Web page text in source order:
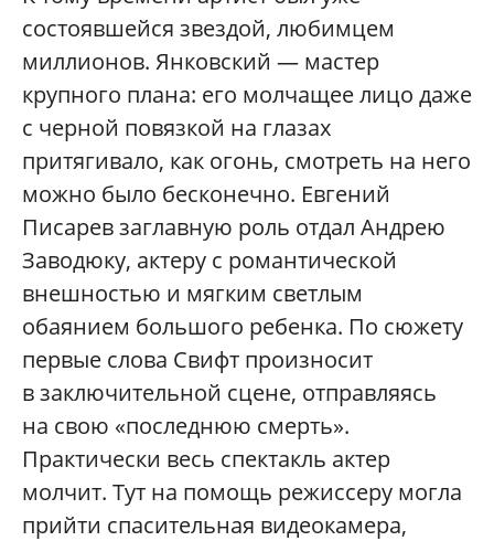
состоявшейся звездой, любимцем
миллионов. Янковский — мастер
крупного плана: его молчащее лицо даже
с черной повязкой на глазах
притягивало, как огонь, смотреть на него
можно было бесконечно. Евгений
Писарев заглавную роль отдал Андрею
Заводюку, актеру с романтической
внешностью и мягким светлым
обаянием большого ребенка. По сюжету
первые слова Свифт произносит
в заключительной сцене, отправляясь
на свою «последнюю смерть».
Практически весь спектакль актер
молчит. Тут на помощь режиссеру могла
прийти спасительная видеокамера,